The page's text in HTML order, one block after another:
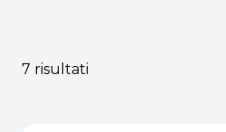
7 risultati